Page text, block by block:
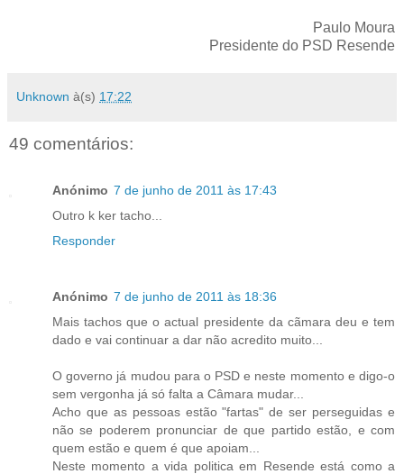
Paulo Moura
Presidente do PSD Resende
Unknown à(s) 17:22
49 comentários:
Anónimo 7 de junho de 2011 às 17:43
Outro k ker tacho...
Responder
Anónimo 7 de junho de 2011 às 18:36
Mais tachos que o actual presidente da cãmara deu e tem
dado e vai continuar a dar não acredito muito...
O governo já mudou para o PSD e neste momento e digo-o
sem vergonha já só falta a Câmara mudar...
Acho que as pessoas estão "fartas" de ser perseguidas e
não se poderem pronunciar de que partido estão, e com
quem estão e quem é que apoiam...
Neste momento a vida politica em Resende está como a